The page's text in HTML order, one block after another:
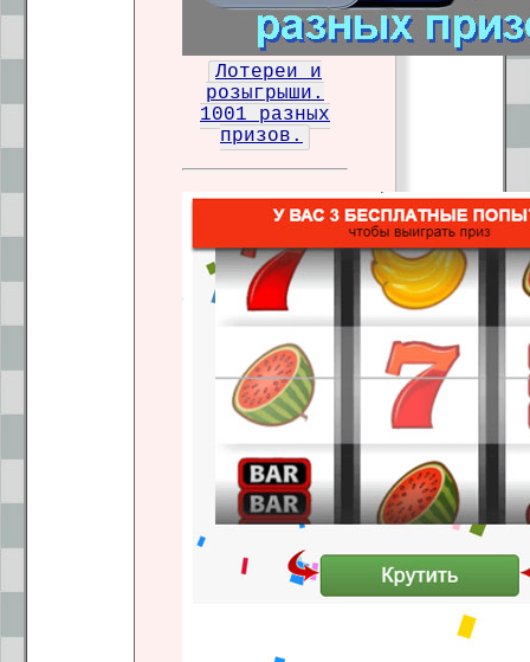
Лотереи и
розыгрыши.
1001 разных
призов.